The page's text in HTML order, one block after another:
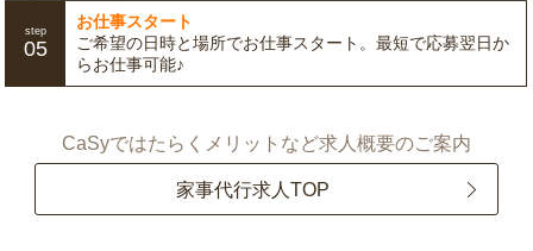
step
05
お仕事スタート
ご希望の日時と場所でお仕事スタート。最短で応募翌日か
らお仕事可能♪
CaSyではたらくメリットなど求人概要のご案内
家事代行求人TOP